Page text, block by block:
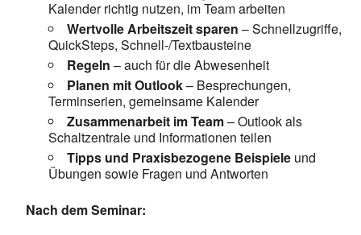
Kalender richtig nutzen, im Team arbeiten
Wertvolle Arbeitszeit sparen – Schnellzugriffe,
QuickSteps, Schnell-/Textbausteine
Regeln – auch für die Abwesenheit
Planen mit Outlook– Besprechungen,
Terminserien, gemeinsame Kalender
Zusammenarbeit im Team– Outlook als
Schaltzentrale und Informationen teilen
Tipps und Praxisbezogene Beispiele und
Übungen sowie Fragen und Antworten
Nach dem Seminar: